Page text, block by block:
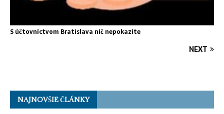
S účtovníctvom Bratislava nič nepokazíte
NEXT
NAJNOVŠIE ČLÁNKY